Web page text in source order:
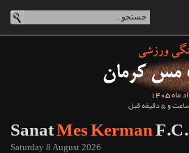
SanatMes KermanF.C.
Saturday 8 August 2026